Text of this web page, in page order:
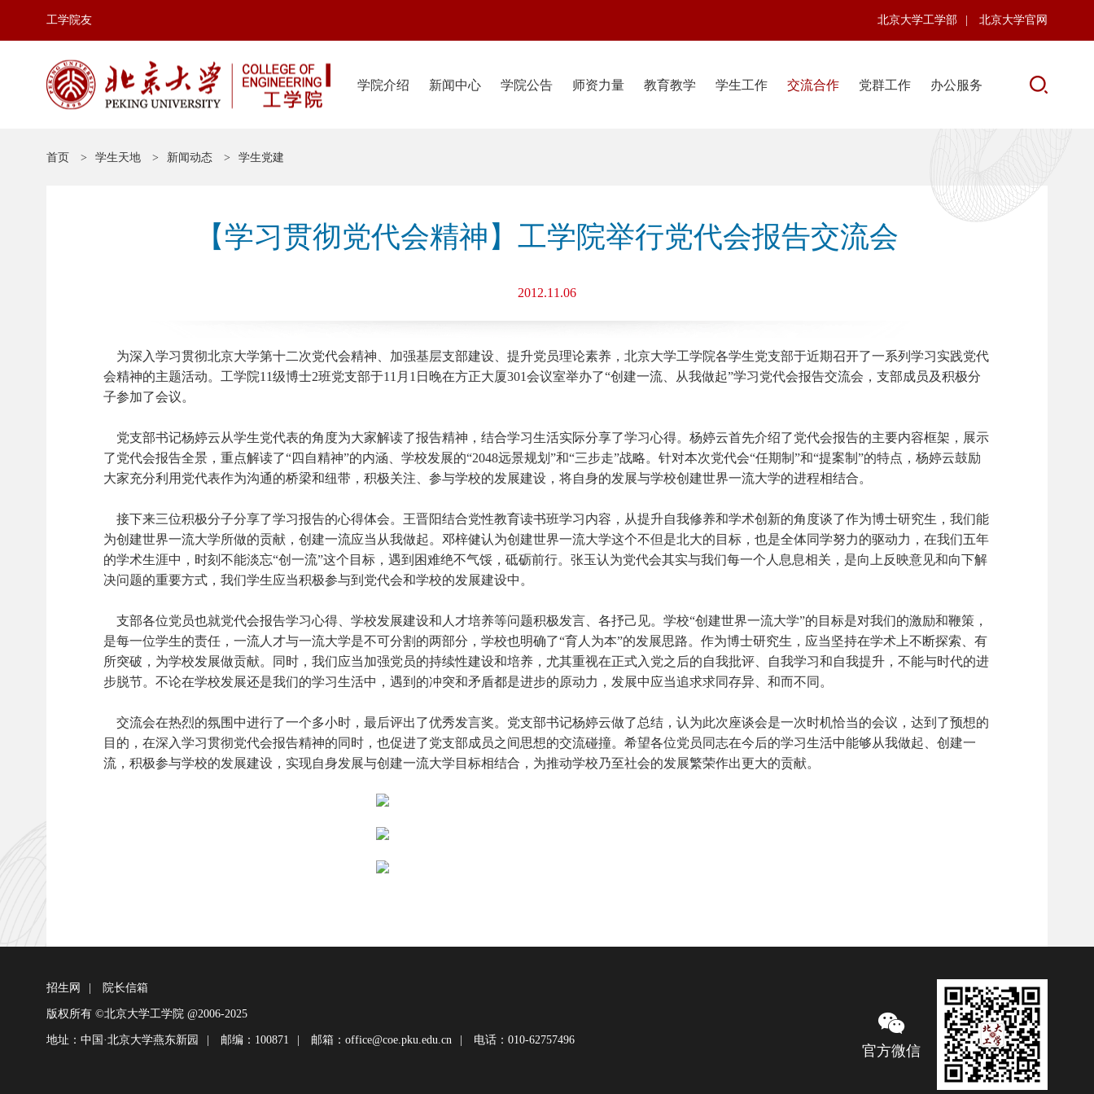
工学院友 北京大学工学部 北京大学官网
学院介绍 新闻中心 学院公告 师资力量 教育教学 学生工作 交流合作 党群工作 办公服务
首页 学生天地 新闻动态 学生党建
【学习贯彻党代会精神】工学院举行党代会报告交流会
2012.11.06
为深入学习贯彻北京大学第十二次党代会精神、加强基层支部建设、提升党员理论素养，北京大学工学院各学生党支部于近期召开了一系列学习实践党代
会精神的主题活动。工学院11级博士2班党支部于11月1日晚在方正大厦301会议室举办了“创建一流、从我做起”学习党代会报告交流会，支部成员及积极分
子参加了会议。
党支部书记杨婷云从学生党代表的角度为大家解读了报告精神，结合学习生活实际分享了学习心得。杨婷云首先介绍了党代会报告的主要内容框架，展示
了党代会报告全景，重点解读了“四自精神”的内涵、学校发展的“2048远景规划”和“三步走”战略。针对本次党代会“任期制”和“提案制”的特点，杨婷云鼓励
大家充分利用党代表作为沟通的桥梁和纽带，积极关注、参与学校的发展建设，将自身的发展与学校创建世界一流大学的进程相结合。
接下来三位积极分子分享了学习报告的心得体会。王晋阳结合党性教育读书班学习内容，从提升自我修养和学术创新的角度谈了作为博士研究生，我们能
为创建世界一流大学所做的贡献，创建一流应当从我做起。邓梓健认为创建世界一流大学这个不但是北大的目标，也是全体同学努力的驱动力，在我们五年
的学术生涯中，时刻不能淡忘“创一流”这个目标，遇到困难绝不气馁，砥砺前行。张玉认为党代会其实与我们每一个人息息相关，是向上反映意见和向下解
决问题的重要方式，我们学生应当积极参与到党代会和学校的发展建设中。
支部各位党员也就党代会报告学习心得、学校发展建设和人才培养等问题积极发言、各抒己见。学校“创建世界一流大学”的目标是对我们的激励和鞭策，
是每一位学生的责任，一流人才与一流大学是不可分割的两部分，学校也明确了“育人为本”的发展思路。作为博士研究生，应当坚持在学术上不断探索、有
所突破，为学校发展做贡献。同时，我们应当加强党员的持续性建设和培养，尤其重视在正式入党之后的自我批评、自我学习和自我提升，不能与时代的进
步脱节。不论在学校发展还是我们的学习生活中，遇到的冲突和矛盾都是进步的原动力，发展中应当追求求同存异、和而不同。
交流会在热烈的氛围中进行了一个多小时，最后评出了优秀发言奖。党支部书记杨婷云做了总结，认为此次座谈会是一次时机恰当的会议，达到了预想的
目的，在深入学习贯彻党代会报告精神的同时，也促进了党支部成员之间思想的交流碰撞。希望各位党员同志在今后的学习生活中能够从我做起、创建一
流，积极参与学校的发展建设，实现自身发展与创建一流大学目标相结合，为推动学校乃至社会的发展繁荣作出更大的贡献。
招生网 院长信箱
版权所有 ©北京大学工学院 @2006-2025
地址：中国·北京大学燕东新园 邮编：100871 邮箱：office@coe.pku.edu.cn 电话：010-62757496
官方微信